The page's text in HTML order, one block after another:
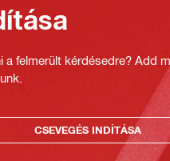
a felmerült kérdésedre? Add
CSEVEGÉS INDÍTÁSA